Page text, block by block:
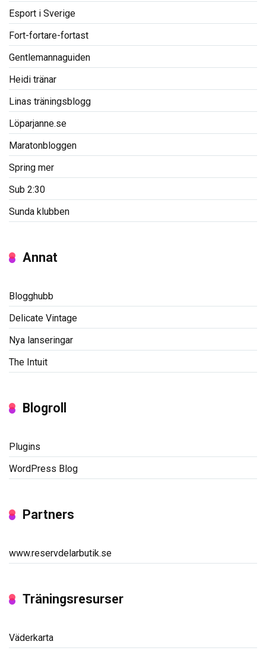
Esport i Sverige
Fort-fortare-fortast
Gentlemannaguiden
Heidi tränar
Linas träningsblogg
Löparjanne.se
Maratonbloggen
Spring mer
Sub 2:30
Sunda klubben
Annat
Blogghubb
Delicate Vintage
Nya lanseringar
The Intuit
Blogroll
Plugins
WordPress Blog
Partners
www.reservdelarbutik.se
Träningsresurser
Väderkarta